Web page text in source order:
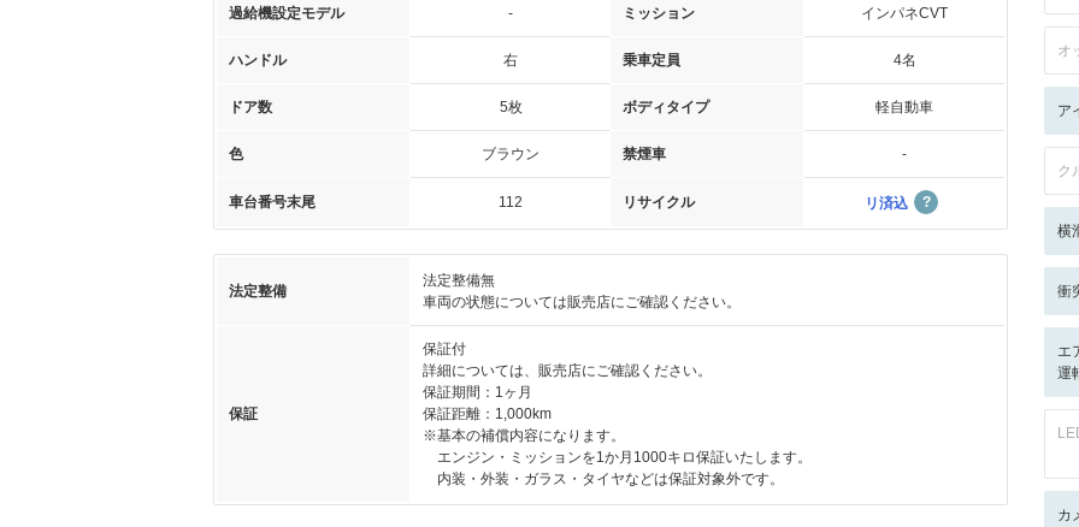
過給機設定モデル - ミッション インパネCVT
ハンドル 右 乗車定員 4名
ドア数 5枚 ボディタイプ 軽自動車
色 ブラウン 禁煙車 -
車台番号末尾 112 リサイクル リ済込
法定整備
法定整備無
車両の状態については販売店にご確認ください。
保証
保証付
詳細については、販売店にご確認ください。
保証期間：1ヶ月
保証距離：1,000km
※基本の補償内容になります。
エンジン・ミッションを1か月1000キロ保証いたします。
内装・外装・ガラス・タイヤなどは保証対象外です。
オ
ア
ク
横
衝
エ
運
カ